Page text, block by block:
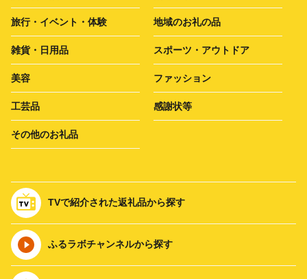
旅行・イベント・体験 地域のお礼の品
雑貨・日用品 スポーツ・アウトドア
美容 ファッション
工芸品 感謝状等
その他のお礼品
TVで紹介された返礼品から探す
ふるラボチャンネルから探す